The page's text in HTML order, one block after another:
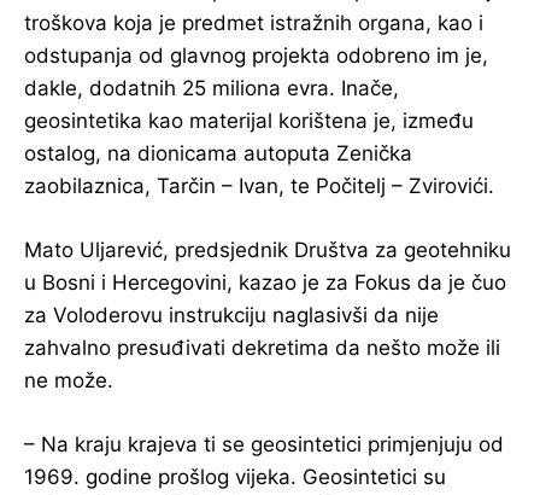
troškova koja je predmet istražnih organa, kao i
odstupanja od glavnog projekta odobreno im je,
dakle, dodatnih 25 miliona evra. Inače,
geosintetika kao materijal korištena je, između
ostalog, na dionicama autoputa Zenička
zaobilaznica, Tarčin – Ivan, te Počitelj – Zvirovići.
Mato Uljarević, predsjednik Društva za geotehniku
u Bosni i Hercegovini, kazao je za Fokus da je čuo
za Voloderovu instrukciju naglasivši da nije
zahvalno presuđivati dekretima da nešto može ili
ne može.
– Na kraju krajeva ti se geosintetici primjenjuju od
1969. godine prošlog vijeka. Geosintetici su